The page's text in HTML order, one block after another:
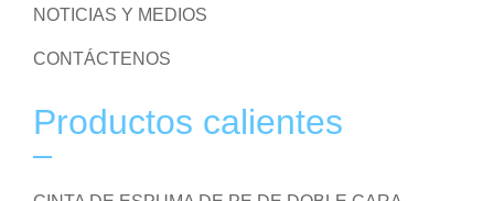
NOTICIAS Y MEDIOS
CONTÁCTENOS
Productos calientes